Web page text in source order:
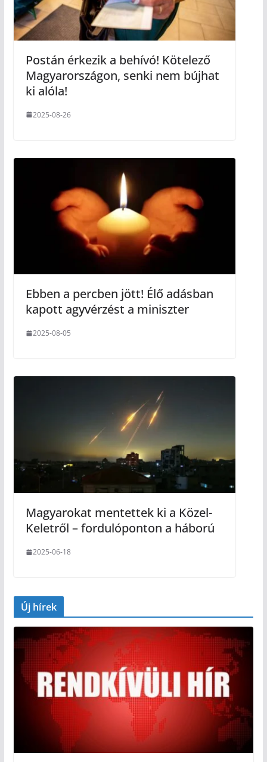
Postán érkezik a behívó! Kötelező
Magyarországon, senki nem bújhat
ki alóla!
2025-08-26
Ebben a percben jött! Élő adásban
kapott agyvérzést a miniszter
2025-08-05
Magyarokat mentettek ki a Közel-
Keletről – fordulóponton a háború
2025-06-18
Új hírek